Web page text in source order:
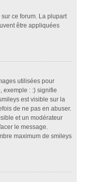
ce forum. La plupart
être appliquées
utilisées pour
exemple : :) signifie
est visible sur la
de ne pas en abuser.
et un modérateur
le message.
maximum de smileys